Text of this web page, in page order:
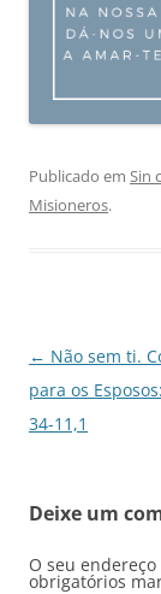
Publicado em Sin
Misioneros.
Navegação
de
artigos
← Não sem ti.
para os
34-11,1
Deixe um
O seu
obrigatórios